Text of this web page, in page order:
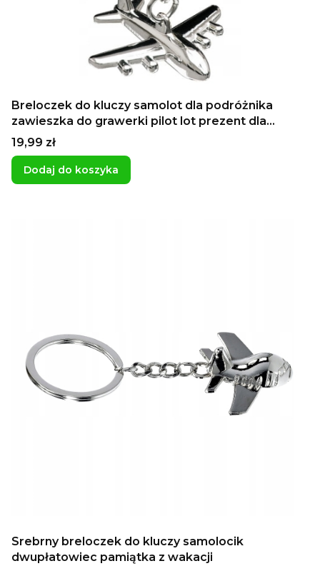
Breloczek do kluczy samolot dla podróżnika
zawieszka do grawerki pilot lot prezent dla
chłopaka dzień ojca
Cena
19,99 zł
Dodaj do koszyka
Srebrny breloczek do kluczy samolocik
dwupłatowiec pamiątka z wakacji